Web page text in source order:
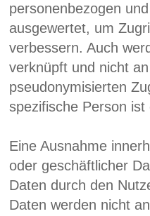
personenbezogen
ausgewertet, um
verbessern. Auch
verknüpft und nicht
pseudonymisierten
spezifische Person
Eine Ausnahme
oder geschäftlicher
Daten durch den
Daten werden nicht